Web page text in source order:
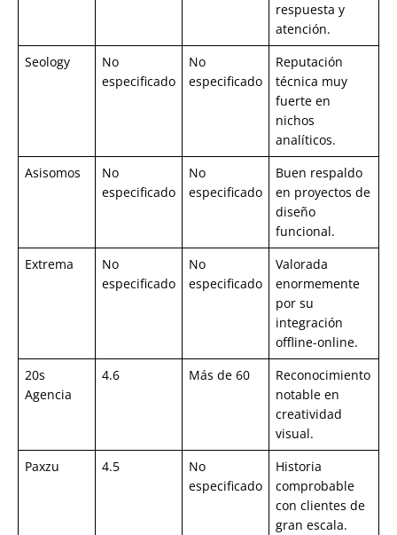
respuesta y
atención.
Seology
No
especificado
No
especificado
Reputación
técnica muy
fuerte en
nichos
analíticos.
Asisomos
No
especificado
No
especificado
Buen respaldo
en proyectos de
diseño
funcional.
Extrema
No
especificado
No
especificado
Valorada
enormemente
por su
integración
offline-online.
20s
Agencia
4.6 Más de 60
Reconocimiento
notable en
creatividad
visual.
Paxzu
4.5
No
especificado
Historia
comprobable
con clientes de
gran escala.